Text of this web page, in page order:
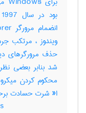
ویندوز ، مرتکب
شد بنابر بعضی
محکوم کردن
ا« شرت حسادت